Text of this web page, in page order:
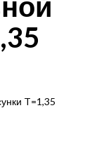
T=1,35